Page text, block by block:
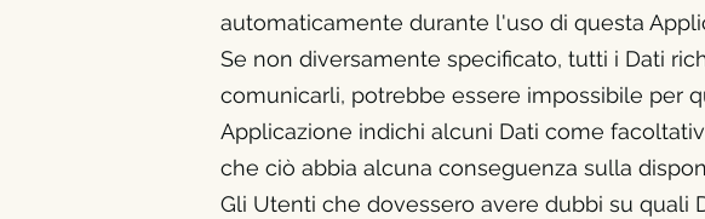
automaticamente durante l'uso di questa
Se non diversamente specificato, tutti i Dati
comunicarli, potrebbe essere impossibile per
Applicazione indichi alcuni Dati come
che ciò abbia alcuna conseguenza sulla
Gli Utenti che dovessero avere dubbi su quali